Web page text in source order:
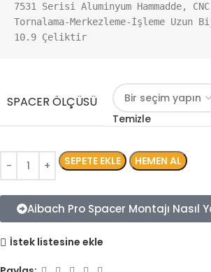
7531 Serisi Aluminyum Hammadde,
Tornalama-Merkezleme-İşleme Uzun
10.9 Çeliktir
SPACER ÖLÇÜSÜ
Temizle
SEPETE EKLE HEMEN AL
Aibach Pro Spacer Montajı Nasıl
İstek listesine ekle